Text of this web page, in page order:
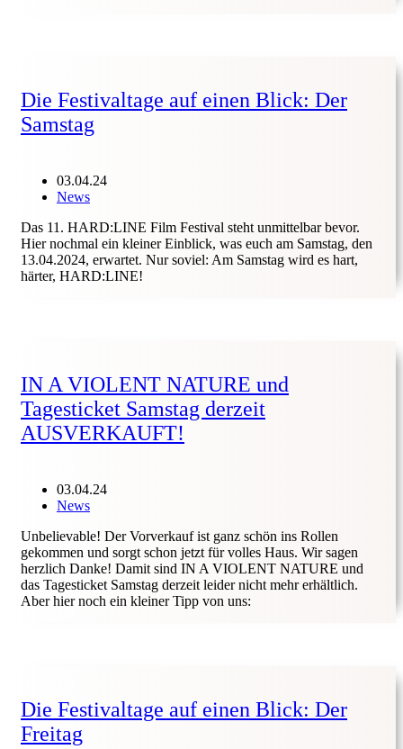
Die Festivaltage auf einen Blick: Der
Samstag
03.04.24
News
Das 11. HARD:LINE Film Festival steht unmittelbar bevor.
Hier nochmal ein kleiner Einblick, was euch am Samstag, den
13.04.2024, erwartet. Nur soviel: Am Samstag wird es hart,
härter, HARD:LINE!
IN A VIOLENT NATURE und
Tagesticket Samstag derzeit
AUSVERKAUFT!
03.04.24
News
Unbelievable! Der Vorverkauf ist ganz schön ins Rollen
gekommen und sorgt schon jetzt für volles Haus. Wir sagen
herzlich Danke! Damit sind IN A VIOLENT NATURE und
das Tagesticket Samstag derzeit leider nicht mehr erhältlich.
Aber hier noch ein kleiner Tipp von uns:
Die Festivaltage auf einen Blick: Der
Freitag